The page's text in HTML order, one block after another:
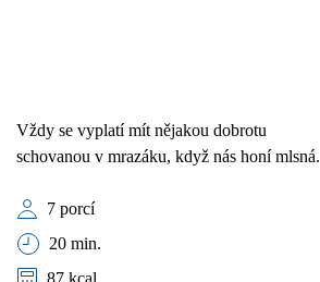
Vždy se vyplatí mít nějakou dobrotu
schovanou v mrazáku, když nás honí mlsná.
7 porcí
20 min.
87 kcal